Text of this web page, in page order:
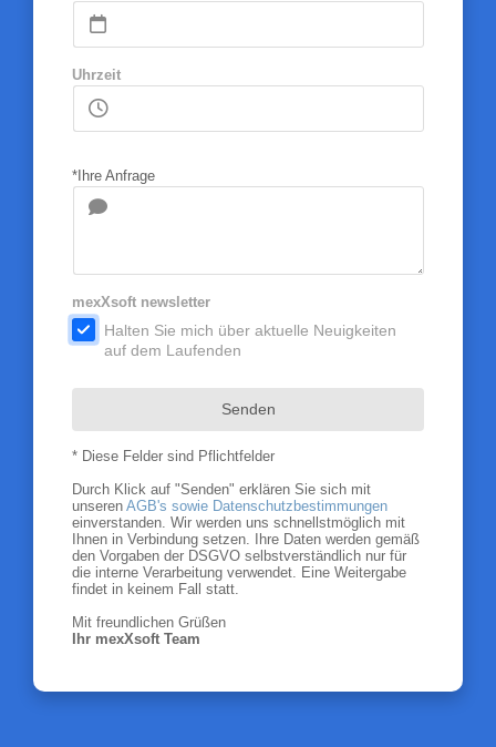
Uhrzeit
*Ihre Anfrage
mexXsoft newsletter
.
Halten Sie mich über aktuelle Neuigkeiten
auf dem Laufenden
Senden
* Diese Felder sind Pflichtfelder
Durch Klick auf "Senden" erklären Sie sich mit
unseren AGB's sowie Datenschutzbestimmungen
einverstanden. Wir werden uns schnellstmöglich mit
Ihnen in Verbindung setzen. Ihre Daten werden gemäß
den Vorgaben der DSGVO selbstverständlich nur für
die interne Verarbeitung verwendet. Eine Weitergabe
findet in keinem Fall statt.
Mit freundlichen Grüßen
Ihr mexXsoft Team